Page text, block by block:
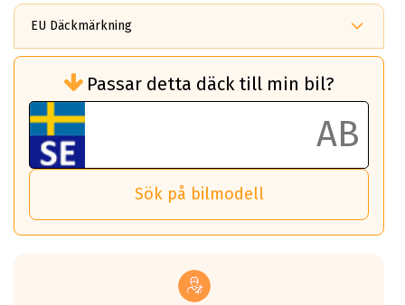
EU Däckmärkning
bränsleförbrukningen)
Det ska vara en betygsskala från klass A
till G för rullmotstånd.
Ett klass A däck kommer ha 6,5% bättre
bränsleförbrukning än ett klass G däck.
Det betyder att om man kör 10,000 km,
så sparar man 50 liter bränsle med ett
vilken körstil du använder.
Passar detta däck till min bil?
Sök på bilmodell